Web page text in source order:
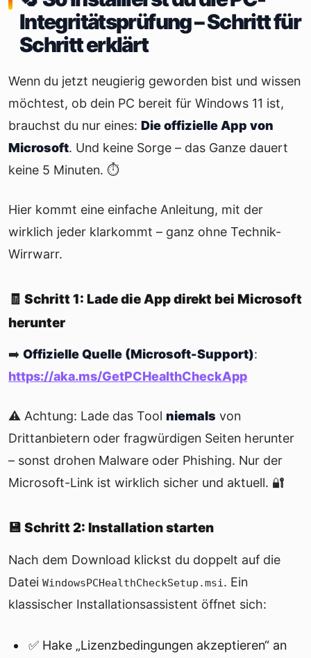
Integritätsprüfung – Schritt für
Schritt erklärt
Wenn du jetzt neugierig geworden bist und wissen
möchtest, ob dein PC bereit für Windows 11 ist,
brauchst du nur eines: Die offizielle App von
Microsoft. Und keine Sorge – das Ganze dauert
keine 5 Minuten. ⏱️
Hier kommt eine einfache Anleitung, mit der
wirklich jeder klarkommt – ganz ohne Technik-
Wirrwarr.
🧾 Schritt 1: Lade die App direkt bei Microsoft
herunter
➡️ Offizielle Quelle (Microsoft-Support):
https://aka.ms/GetPCHealthCheckApp
⚠️ Achtung: Lade das Tool niemals von
Drittanbietern oder fragwürdigen Seiten herunter
– sonst drohen Malware oder Phishing. Nur der
Microsoft-Link ist wirklich sicher und aktuell. 🔐
💾 Schritt 2: Installation starten
Nach dem Download klickst du doppelt auf die
Datei WindowsPCHealthCheckSetup.msi . Ein
klassischer Installationsassistent öffnet sich:
✅ Hake „Lizenzbedingungen akzeptieren“ an